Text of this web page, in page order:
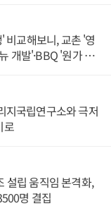
비교해보니, 교촌 '영
개발'·BBQ '원가 부
지국립연구소와 극저
로
설립 움직임 본격화,
명 결집